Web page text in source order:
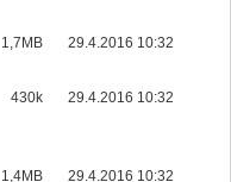
1,7MB 29.4.2016 10:32
430k 29.4.2016 10:32
1,4MB 29.4.2016 10:32